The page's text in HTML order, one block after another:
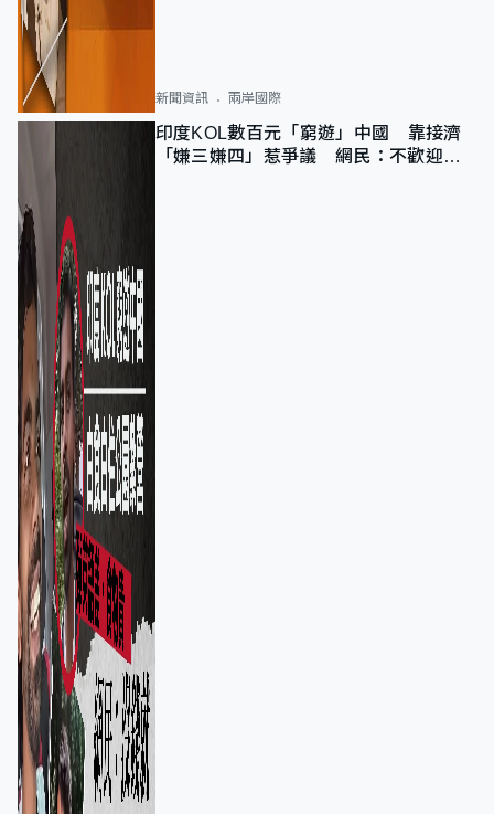
新聞資訊 兩岸國際
印度KOL數百元「窮遊」中國 靠接濟
「嫌三嫌四」惹爭議 網民：不歡迎劣